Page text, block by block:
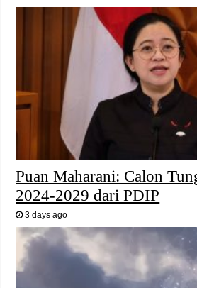
Puan Maharani: Calon
2024-2029 dari PDIP
3 days ago